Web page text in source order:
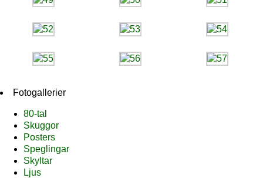
Fotogallerier
80-tal
Skuggor
Posters
Speglingar
Skyltar
Ljus